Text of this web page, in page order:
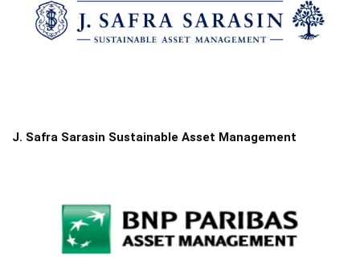
J. Safra Sarasin Sustainable Asset Management